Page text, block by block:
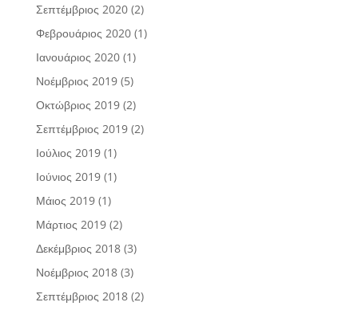
Σεπτέμβριος 2020(2)
Φεβρουάριος 2020(1)
Ιανουάριος 2020(1)
Νοέμβριος 2019(5)
Οκτώβριος 2019(2)
Σεπτέμβριος 2019(2)
Ιούλιος 2019(1)
Ιούνιος 2019(1)
Μάιος 2019(1)
Μάρτιος 2019(2)
Δεκέμβριος 2018(3)
Νοέμβριος 2018(3)
Σεπτέμβριος 2018(2)